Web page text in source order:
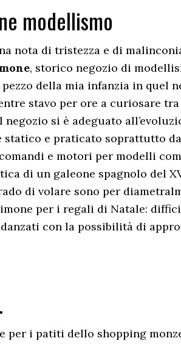
modellismo
nota di tristezza e di
, storico negozio di
della mia infanzia in quel
stavo per ore a curiosare
si è adeguato
statico e praticato soprattutto
e motori per modelli
di un galeone spagnolo del
di volare sono per
per i regali di Natale:
con la possibilità di
per i patiti dello shopping